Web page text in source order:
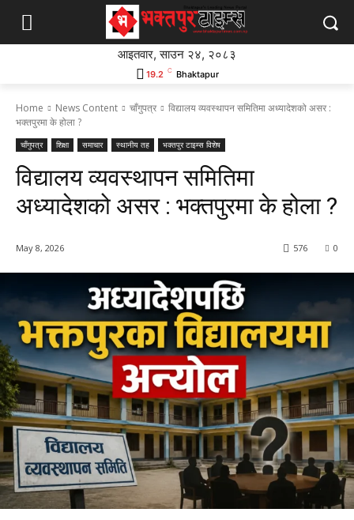
आइतवार, साउन २४, २०८३
19.2 C Bhaktapur
Home News Content चाँगुपत्र
विद्यालय व्यवस्थापन समितिमा अध्यादेशको असर :
भक्तपुरमा के होला ?
चाँगुपत्र शिक्षा समाचार स्थानीय तह भक्तपुर टाइम्स विशेष
विद्यालय व्यवस्थापन समितिमा
अध्यादेशको असर : भक्तपुरमा के होला ?
May 8, 2026 0
576